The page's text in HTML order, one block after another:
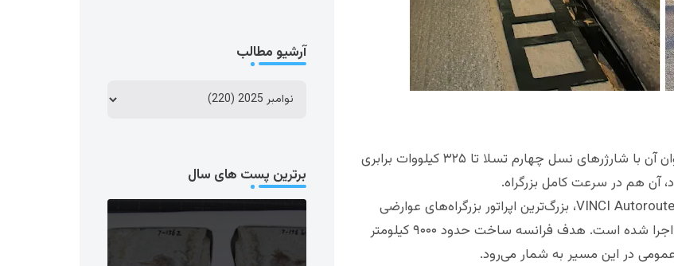
این شارژ بی‌سیم نه‌تنها بدون کابل انجام می‌شود، بلکه توان آن با شارژرهای نسل چهارم تسلا تا ۳۲۵ کیلووات برابری
این پروژه با عنوان «شارژ هنگام رانندگی» توسط شرکت VINCI Autoroutes، بزرگ‌ترین اپراتور بزرگراه‌های عوارضی
فرانسه، با همکاری شرکت Electreon و چند شریک دیگر اجرا شده است. هدف فرانسه ساخت حدود ۹۰۰۰ کیلومتر
آرشیو مطالب
برترین پست های سال